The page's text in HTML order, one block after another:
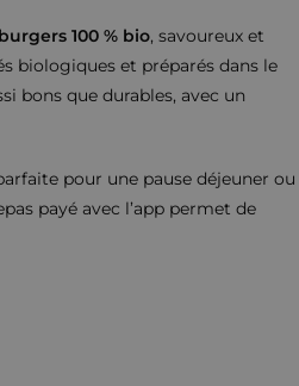
burgers 100 % bio, savoureux et
biologiques et préparés dans le
bons que durables, avec un
pour une pause déjeuner ou
payé avec l’app permet de